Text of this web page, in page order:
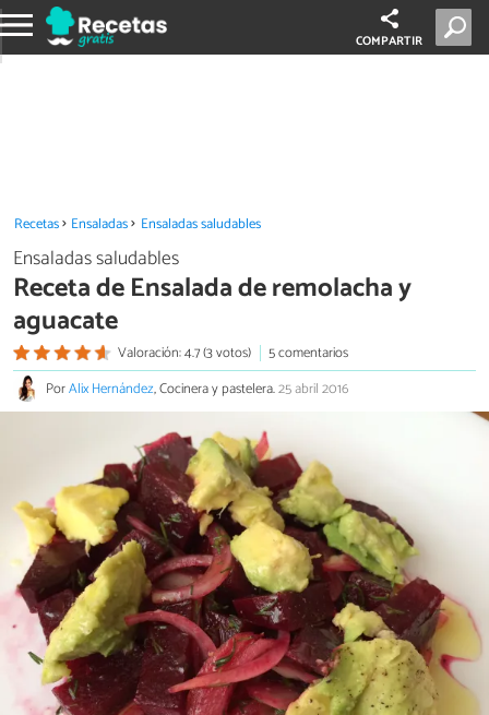
COMPARTIR
Recetas Ensaladas Ensaladas saludables
Ensaladas saludables
Receta de Ensalada de remolacha y
aguacate
Valoración: 4.7 (3 votos)
5 comentarios
PorAlix Hernández, Cocinera y pastelera.25 abril 2016